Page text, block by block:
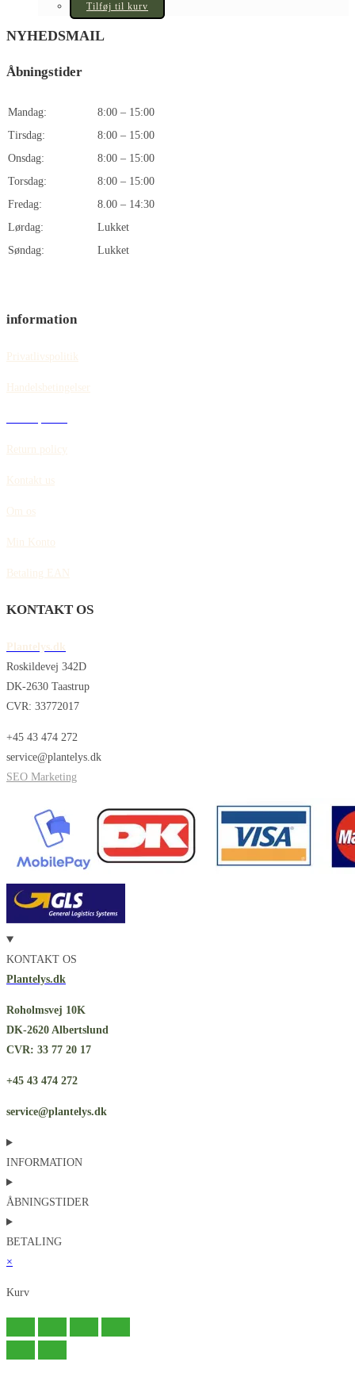
Tilføj til kurv
NYHEDSMAIL
Åbningstider
Mandag:
8:00 – 15:00
Tirsdag:
8:00 – 15:00
Onsdag:
8:00 – 15:00
Torsdag:
8:00 – 15:00
Fredag:
8.00 – 14:30
Lørdag:
Lukket
Søndag:
Lukket
information
Privatlivspolitik
Handelsbetingelser
Return policy
Kontakt us
Om os
Min Konto
Betaling EAN
KONTAKT OS
Plantelys.dk
Roskildevej 342D
DK-2630 Taastrup
CVR: 33772017
+45 43 474 272
service@plantelys.dk
SEO Marketing
KONTAKT OS
Plantelys.dk
Roholmsvej 10K
DK-2620 Albertslund
CVR: 33 77 20 17
+45 43 474 272
service@plantelys.dk
INFORMATION
ÅBNINGSTIDER
BETALING
×
Kurv